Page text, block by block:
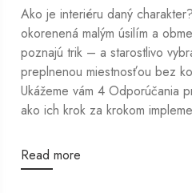
Ako je interiéru daný
okorenená malým úsilím a
poznajú trik – a starostlivo
preplnenou miestnosťou bez
Ukážeme vám 4 Odporúčania
ako ich krok za krokom
Read more